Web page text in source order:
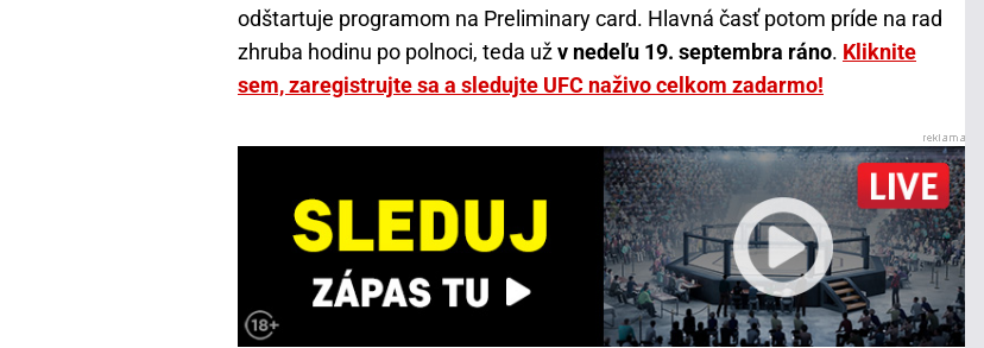
odštartuje programom na Preliminary card. Hlavná časť potom príde na rad
zhruba hodinu po polnoci, teda užv nedeľu 19. septembra ráno. Kliknite
sem, zaregistrujte sa a sledujte UFC naživo celkom zadarmo!